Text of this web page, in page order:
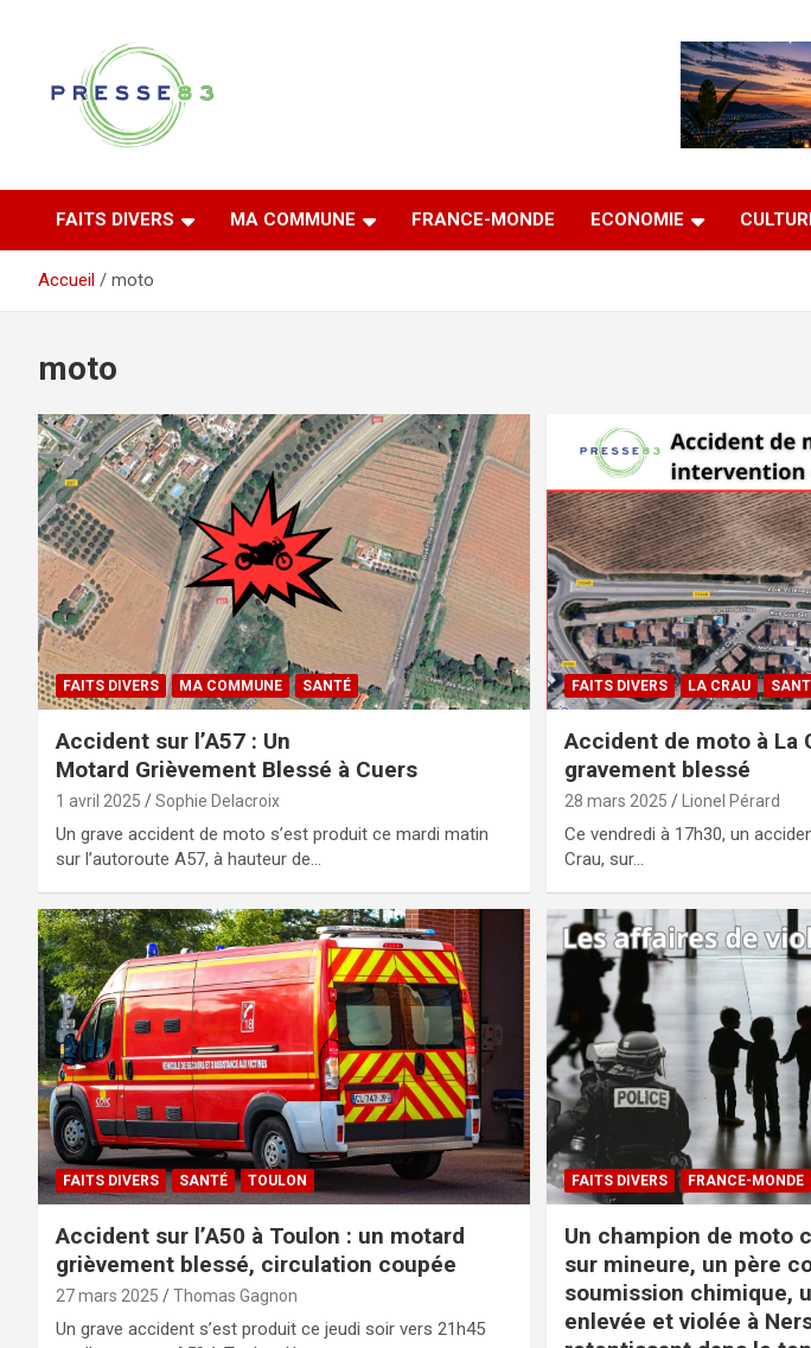
Presse 83
FAITS DIVERS MA COMMUNE FRANCE-MONDE ECONOMIE
Accueil moto
moto
FAITS DIVERS MA COMMUNE SANTÉ
Accident sur l’A57 : Un
Motard Grièvement Blessé à Cuers
1 avril 2025 Sophie Delacroix
Un grave accident de moto s’est produit ce mardi matin
sur l’autoroute A57, à hauteur de…
FAITS DIVERS LA CRAU
Accident de moto à La
gravement blessé
28 mars 2025 Lionel Pérard
Ce vendredi à 17h30, un
Crau, sur…
FAITS DIVERS SANTÉ TOULON
Accident sur l’A50 à Toulon : un motard
grièvement blessé, circulation coupée
27 mars 2025 Thomas Gagnon
Un grave accident s’est produit ce jeudi soir vers 21h45
FAITS DIVERS FRANCE-MONDE
Un champion de moto
sur mineure, un père
soumission chimique,
enlevée et violée à